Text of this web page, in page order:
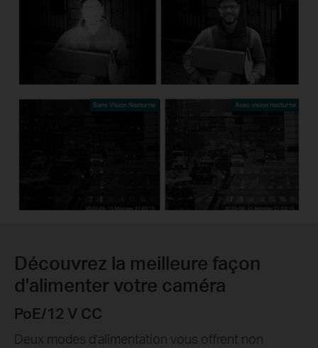
Sans Vision Nocturne Avec vision nocturne
Découvrez la meilleure façon
d'alimenter votre caméra
PoE/12 V CC
Deux modes d'alimentation vous offrent non